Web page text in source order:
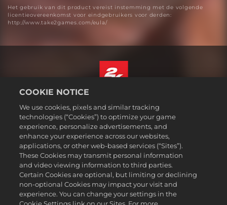
Het gebruik van dit product vereist instemming met de volgende
licentieovereenkomst voor eindgebruikers voor derden:
http://www.take2games.com/eula/
Juridische informatie
Privacybeleid
Cookiebeleid
Ondersteuning
Mijn persoonlijke informatie niet verkopen of delen
Order Lookup & Refunds
2K Ad Partners
Nederlands
COOKIE NOTICE
We use cookies, pixels and similar tracking
technologies (“Cookies”) to optimize your game
experience, personalize advertisements, and
enhance your experience across our websites,
applications, or other web-based services (“Sites”).
These Cookies may transmit personal information
and video viewing information to third parties.
Certain Cookies are optional, but limiting or declining
non-optional Cookies may impact your visit and
experience. You can change your settings in the